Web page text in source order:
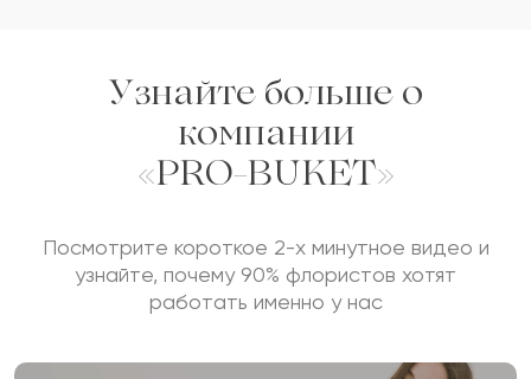
Узнайте больше о
компании
«PRO-BUKET»
Посмотрите короткое 2-х минутное видео и
узнайте, почему 90% флористов хотят
работать именно у нас